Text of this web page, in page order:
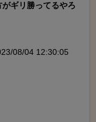
ギリ勝ってるやろ
08/04 12:30:05